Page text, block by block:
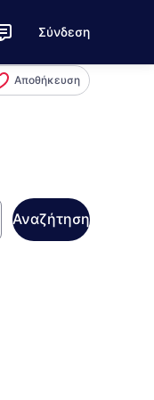
Σύνδεση
Αποθήκευση
Αναζήτηση